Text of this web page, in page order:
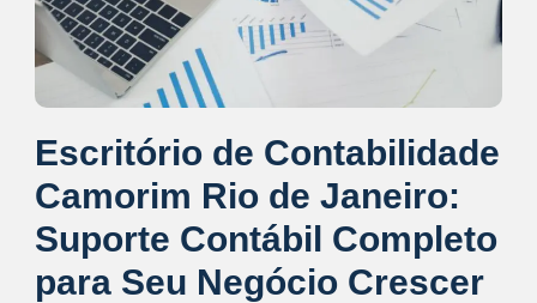
Escritório de Contabilidade
Camorim Rio de Janeiro:
Suporte Contábil Completo
para Seu Negócio Crescer